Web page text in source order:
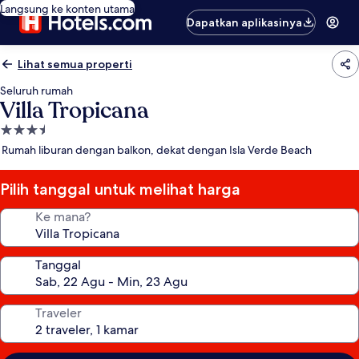
Langsung ke konten utama
Dapatkan aplikasinya
Lihat semua properti
Seluruh rumah
Villa Tropicana
Properti
bintang
Rumah liburan dengan balkon, dekat dengan Isla Verde Beach
Pilih tanggal untuk melihat harga
Ke mana?
Tanggal
Traveler